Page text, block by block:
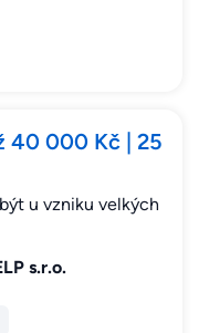
40 000 Kč | 25
u vzniku velkých
s.r.o.